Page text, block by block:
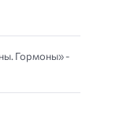
Гормоны» -